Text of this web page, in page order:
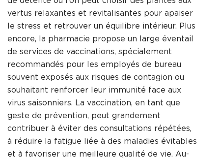
vertus relaxantes et revitalisantes pour apaiser
le stress et retrouver un équilibre intérieur. Plus
encore, la pharmacie propose un large éventail
de services de vaccinations, spécialement
recommandés pour les employés de bureau
souvent exposés aux risques de contagion ou
souhaitant renforcer leur immunité face aux
virus saisonniers. La vaccination, en tant que
geste de prévention, peut grandement
contribuer à éviter des consultations répétées,
à réduire la fatigue liée à des maladies évitables
et à favoriser une meilleure qualité de vie. Au-